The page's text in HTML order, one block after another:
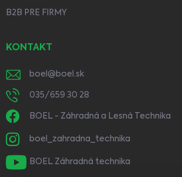
B2B PRE FIRMY
KONTAKT
boel @ boel.sk
035/659 30 28
BOEL - Záhradná a Lesná Technika
boel_zahradna_technika
BOEL Záhradná technika